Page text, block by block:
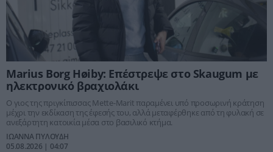
Marius Borg Høiby: Επέστρεψε στο Skaugum με
ηλεκτρονικό βραχιολάκι
Ο γιος της πριγκίπισσας Mette-Marit παραμένει υπό προσωρινή κράτηση
μέχρι την εκδίκαση της έφεσής του, αλλά μεταφέρθηκε από τη φυλακή σε
ανεξάρτητη κατοικία μέσα στο βασιλικό κτήμα.
ΙΩΑΝΝΑ ΠΥΛΟΥΔΗ
05.08.2026 | 04:07